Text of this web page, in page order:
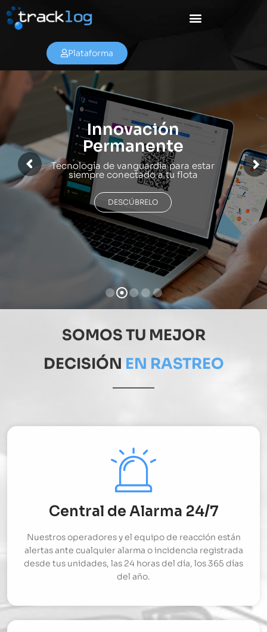
Plataforma
Soluciones de
Última Milla
SOMOS TU MEJOR
DECISIÓN EN RASTREO
Central de Alarma 24/7
Nuestros operadores y el equipo de reacción están
alertas ante cualquier alarma o incidencia registrada
desde tus unidades, las 24 horas del día, los 365 días
del año.